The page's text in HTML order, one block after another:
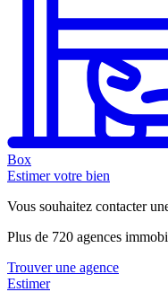
Box
Estimer votre bien
Vous souhaitez contacter
Plus de 720 agences
Trouver une agence
Estimer